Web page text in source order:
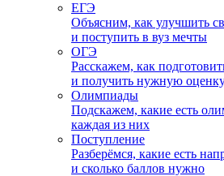
ЕГЭ
Объясним, как улучшить
и поступить в вуз мечты
ОГЭ
Расскажем, как
и получить нужную
Олимпиады
Подскажем, какие есть
каждая из них
Поступление
Разберёмся, какие есть
и сколько баллов нужно